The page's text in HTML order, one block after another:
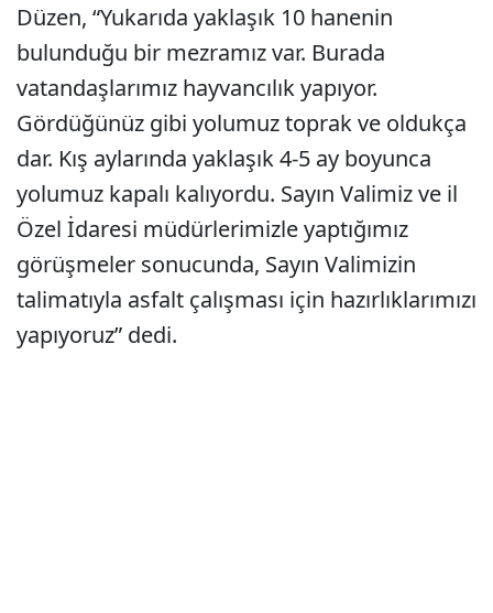
Düzen, “Yukarıda yaklaşık 10 hanenin
bulunduğu bir mezramız var. Burada
vatandaşlarımız hayvancılık yapıyor.
Gördüğünüz gibi yolumuz toprak ve oldukça
dar. Kış aylarında yaklaşık 4-5 ay boyunca
yolumuz kapalı kalıyordu. Sayın Valimiz ve il
Özel İdaresi müdürlerimizle yaptığımız
görüşmeler sonucunda, Sayın Valimizin
talimatıyla asfalt çalışması için hazırlıklarımızı
yapıyoruz” dedi.